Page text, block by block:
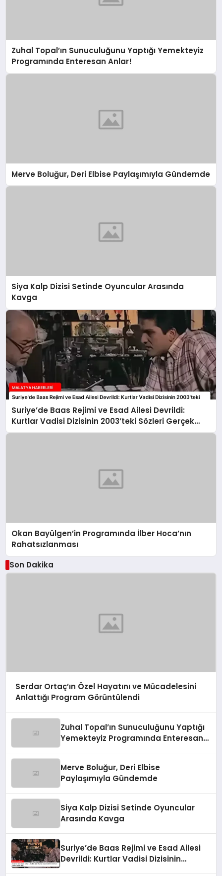
Zuhal Topal’ın Sunuculuğunu Yaptığı Yemekteyiz
Programında Enteresan Anlar!
Merve Boluğur, Deri Elbise Paylaşımıyla Gündemde
Siya Kalp Dizisi Setinde Oyuncular Arasında
Kavga
Suriye’de Baas Rejimi ve Esad Ailesi Devrildi:
Kurtlar Vadisi Dizisinin 2003’teki Sözleri Gerçek
Oldu
Okan Bayülgen’in Programında İlber Hoca’nın
Rahatsızlanması
Son Dakika
Serdar Ortaç’ın Özel Hayatını ve Mücadelesini
Anlattığı Program Görüntülendi
Zuhal Topal’ın Sunuculuğunu Yaptığı
Yemekteyiz Programında Enteresan
Merve Boluğur, Deri Elbise
Paylaşımıyla Gündemde
Siya Kalp Dizisi Setinde Oyuncular
Arasında Kavga
Suriye’de Baas Rejimi ve Esad Ailesi
Devrildi: Kurtlar Vadisi Dizisinin